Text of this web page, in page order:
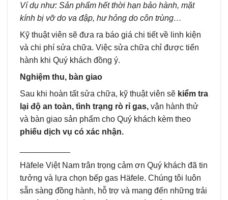
Ví dụ như: Sản phẩm hết thời hạn bảo hành, mặt
kính bị vỡ do va đập, hư hỏng do côn trùng…
Kỹ thuật viên sẽ đưa ra báo giá chi tiết về linh kiện
và chi phí sửa chữa. Việc sửa chữa chỉ được tiến
hành khi Quý khách đồng ý.
Nghiệm thu, bàn giao
Sau khi hoàn tất sửa chữa, kỹ thuật viên sẽ kiểm tra
lại độ an toàn, tình trạng rò rỉ gas, vận hành thử
và bàn giao sản phẩm cho Quý khách kèm theo
phiếu dịch vụ có xác nhận.
Häfele Việt Nam trân trọng cảm ơn Quý khách đã tin
tưởng và lựa chọn bếp gas Häfele. Chúng tôi luôn
sẵn sàng đồng hành, hỗ trợ và mang đến những trải